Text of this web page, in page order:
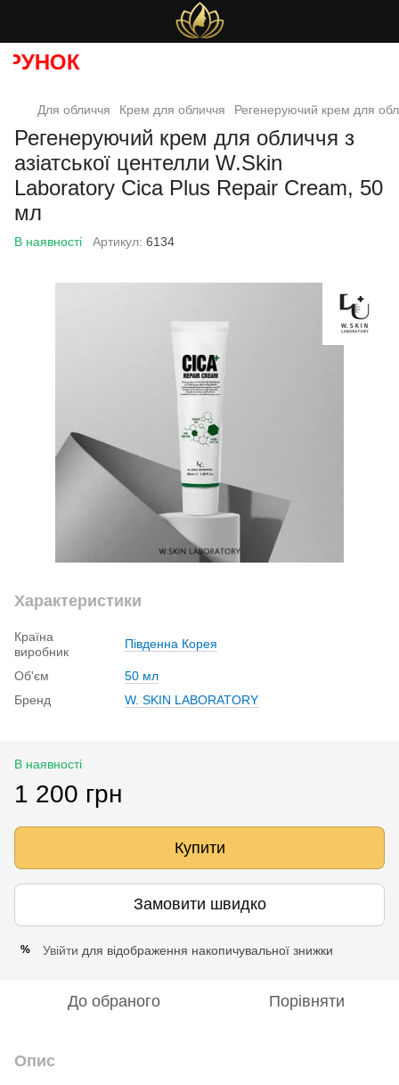
Для обличчя Крем для обличчя Регенеруючий крем для
Регенеруючий крем для обличчя з
азіатської центелли W.Skin
Laboratory Cica Plus Repair Cream, 50
мл
В наявності Артикул: 6134
Характеристики
Країна
виробник
Південна Корея
Об'єм
50 мл
Бренд
W. SKIN LABORATORY
В наявності
1 200 грн
Купити
Замовити швидко
% Увійти для відображення накопичувальної знижки
До обраного Порівняти
Опис